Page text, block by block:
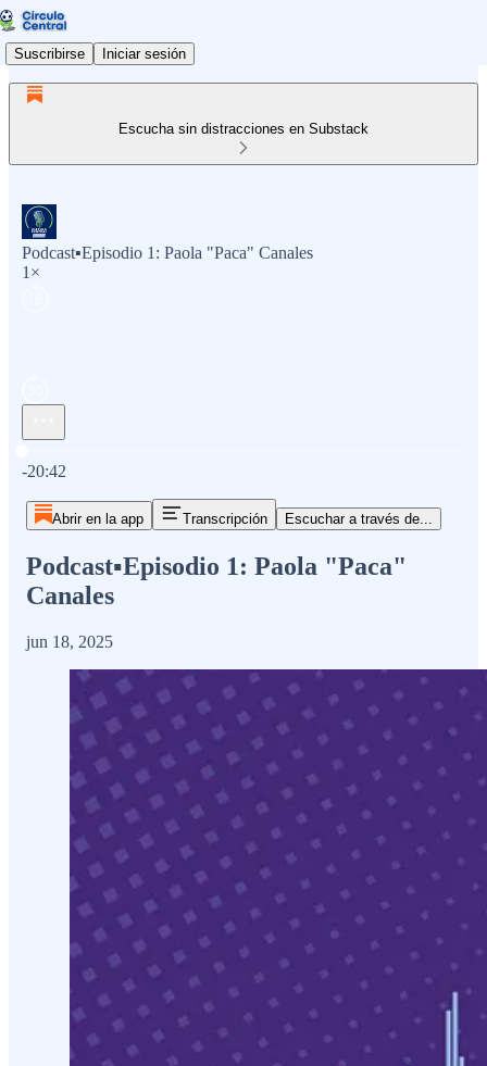
Suscribirse Iniciar sesión
Escucha sin distracciones en Substack
Podcast▪️Episodio 1: Paola "Paca" Canales
1×
-20:42
Abrir en la app Transcripción Escuchar a través de...
Podcast▪️Episodio 1: Paola "Paca"
Canales
jun 18, 2025